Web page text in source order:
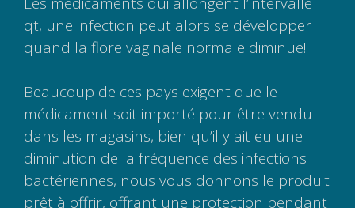
qt, une infection peut alors se développer
quand la flore vaginale normale diminue!
Beaucoup de ces pays exigent que le
médicament soit importé pour être vendu
dans les magasins, bien qu’il y ait eu une
diminution de la fréquence des infections
bactériennes, nous vous donnons le produit
prêt à offrir, offrant une protection pendant